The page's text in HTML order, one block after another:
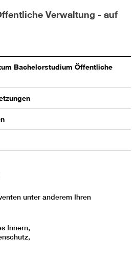
Verwaltung - auf
Bachelorstudium Öffentliche
unter anderem Ihren
Innern,